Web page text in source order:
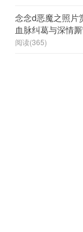
念念d恶魔之照片
血脉纠葛与深情
阅读(365)